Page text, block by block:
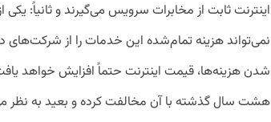
اینترنت ثابت از مخابرات سرویس می‌گیرند و ثانیاً:
نمی‌تواند هزینه تمام‌شده این خدمات را از شرکت‌های
شدن هزینه‌ها، قیمت اینترنت حتماً افزایش خواهد
هشت سال گذشته با آن مخالفت کرده و بعید به نظر